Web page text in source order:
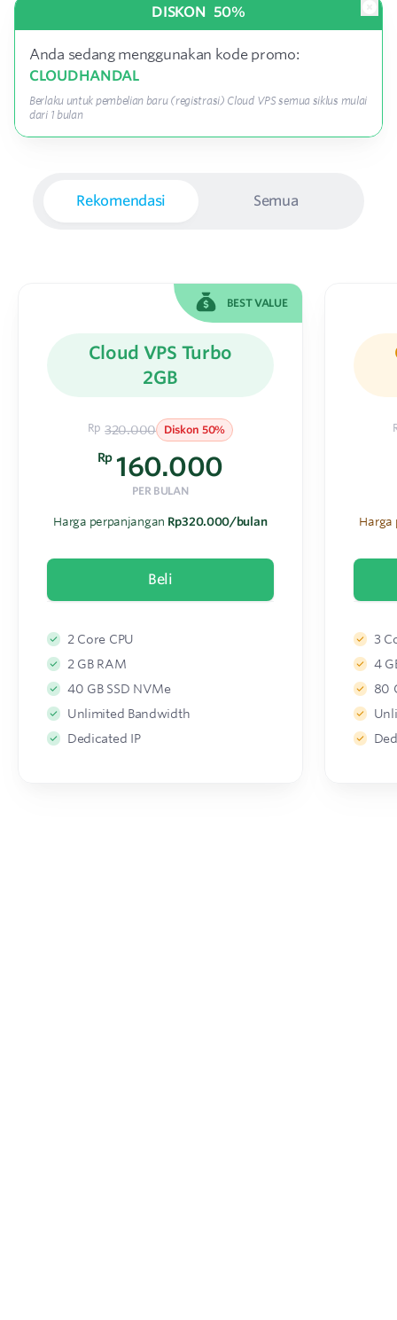
DISKON 50%
Anda sedang menggunakan kode promo:
CLOUDHANDAL
Berlaku untuk pembelian baru (registrasi) Cloud VPS semua siklus mulai
dari 1 bulan
Rekomendasi Semua
BEST VALUE
Cloud VPS Turbo
2GB
Rp 320.000 Diskon 50%
Rp 160.000
PER BULAN
Harga perpanjangan Rp320.000/bulan
Beli
2 Core CPU
2 GB RAM
40 GB SSD NVMe
Unlimited Bandwidth
Dedicated IP
Harga
3
4
80